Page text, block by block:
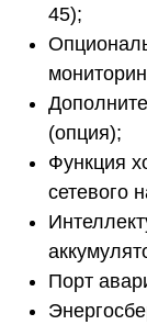
45);
(опция);
Функция
сетевого
Порт